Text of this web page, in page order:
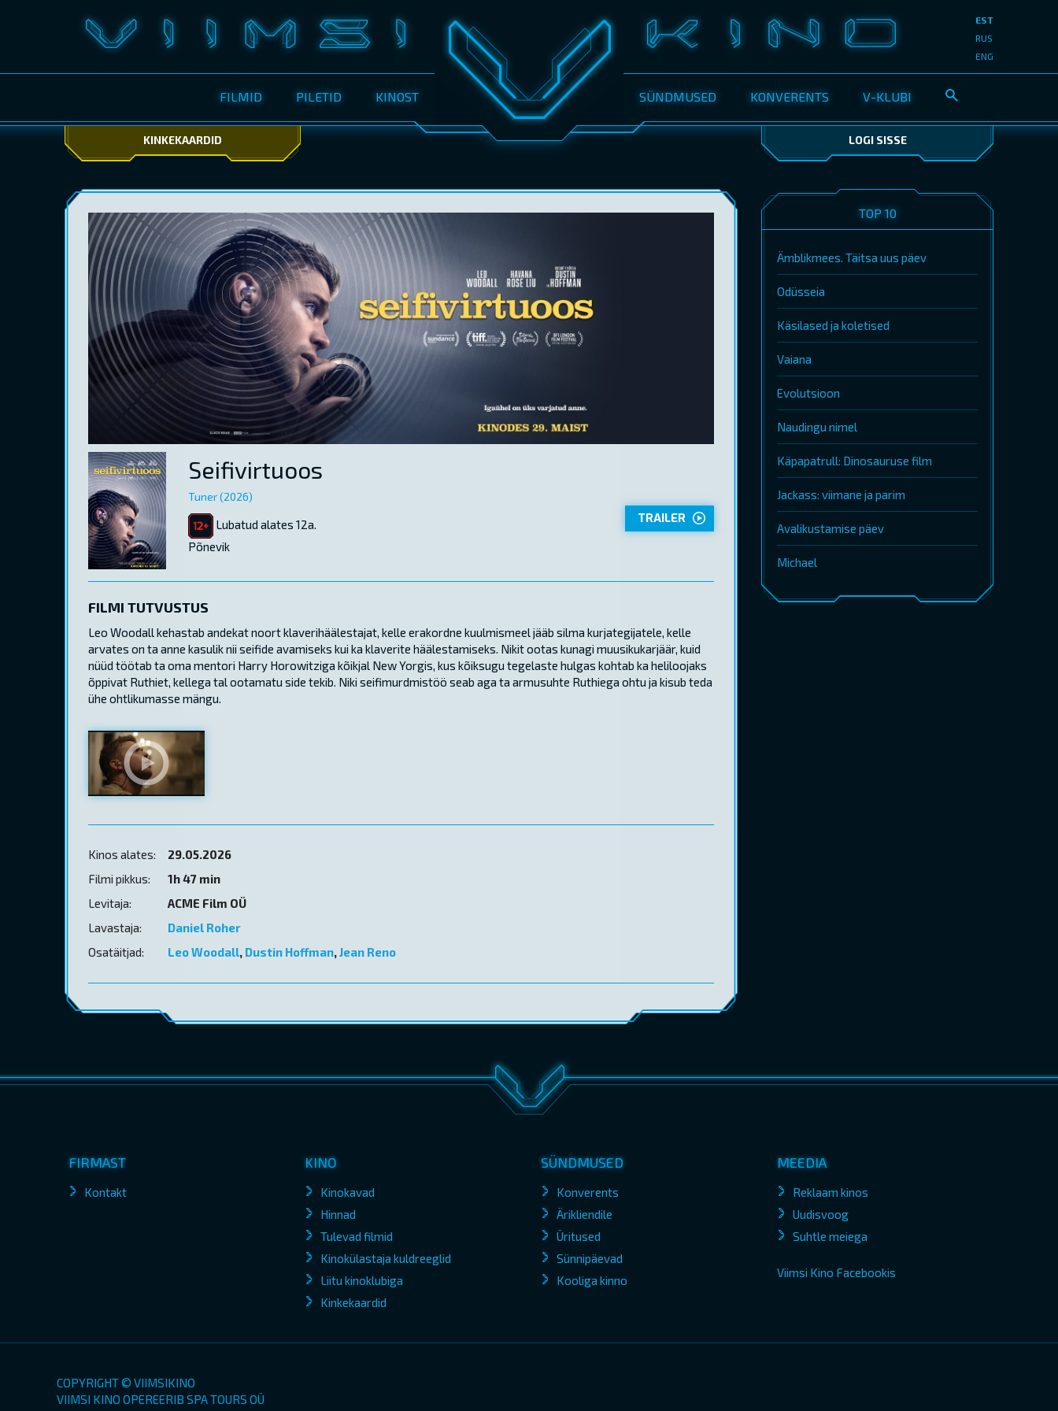
FILMID PILETID KINOST SÜNDMUSED KONVERENTS V-KLUBI
EST
RUS
ENG
KINKEKAARDID LOGI SISSE
Seifivirtuoos
Tuner (2026)
Lubatud alates 12a.
Põnevik
TRAILER
FILMI TUTVUSTUS
Leo Woodall kehastab andekat noort klaverihäälestajat, kelle erakordne kuulmismeel jääb silma kurjategijatele, kelle
arvates on ta anne kasulik nii seifide avamiseks kui ka klaverite häälestamiseks. Nikit ootas kunagi muusikukarjäär, kuid
nüüd töötab ta oma mentori Harry Horowitziga kõikjal New Yorgis, kus kõiksugu tegelaste hulgas kohtab ka heliloojaks
õppivat Ruthiet, kellega tal ootamatu side tekib. Niki seifimurdmistöö seab aga ta armusuhte Ruthiega ohtu ja kisub teda
ühe ohtlikumasse mängu.
Kinos alates:
29.05.2026
Filmi pikkus:
1h 47 min
Levitaja:
ACME Film OÜ
Lavastaja:
Daniel Roher
Osatäitjad:
Leo Woodall, Dustin Hoffman,Jean Reno
TOP 10
Ämblikmees. Täitsa uus päev
Odüsseia
Käsilased ja koletised
Vaiana
Evolutsioon
Naudingu nimel
Käpapatrull: Dinosauruse film
Jackass: viimane ja parim
Avalikustamise päev
Michael
FIRMAST
Kontakt
KINO
Kinokavad
Hinnad
Tulevad filmid
Kinokülastaja kuldreeglid
Liitu kinoklubiga
Kinkekaardid
SÜNDMUSED
Konverents
Ärikliendile
Üritused
Sünnipäevad
Kooliga kinno
MEEDIA
Reklaam kinos
Uudisvoog
Suhtle meiega
Viimsi Kino Facebookis
COPYRIGHT © VIIMSIKINO
VIIMSI KINO OPEREERIB SPA TOURS OÜ